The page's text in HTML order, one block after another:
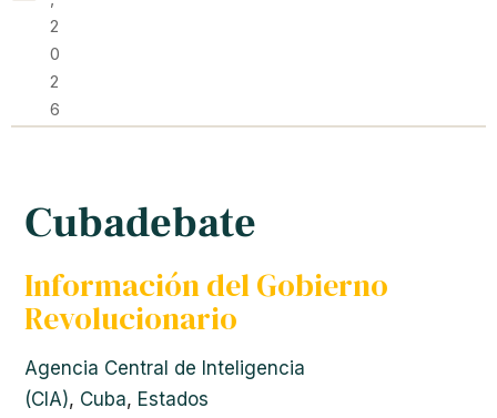
2
0
2
6
Cubadebate
Información del Gobierno
Revolucionario
Agencia Central de Inteligencia
(CIA), Cuba, Estados